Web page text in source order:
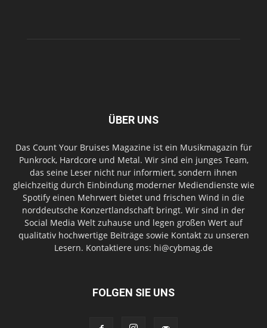
ÜBER UNS
Das Count Your Bruises Magazine ist ein Musikmagazin für
Punkrock, Hardcore und Metal. Wir sind ein junges Team,
das seine Leser nicht nur informiert, sondern ihnen
gleichzeitig durch Einbindung moderner Mediendienste wie
Spotify einen Mehrwert bietet und frischen Wind in die
norddeutsche Konzertlandschaft bringt. Wir sind in der
Social Media Welt zuhause und legen großen Wert auf
qualitativ hochwertige Beiträge sowie Kontakt zu unseren
Lesern. Kontaktiere uns: hi@cybmag.de
FOLGEN SIE UNS